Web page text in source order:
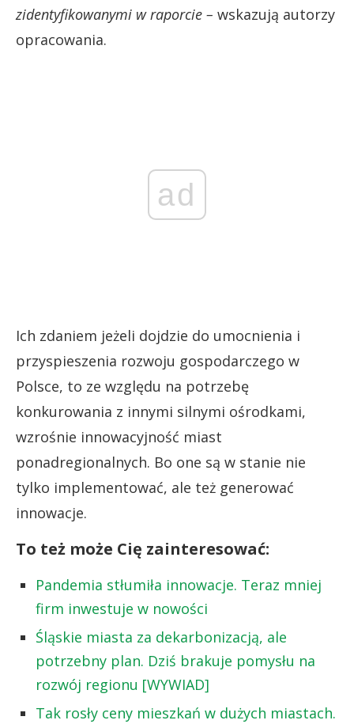
zidentyfikowanymi w raporcie – wskazują autorzy
opracowania.
ad
Ich zdaniem jeżeli dojdzie do umocnienia i
przyspieszenia rozwoju gospodarczego w
Polsce, to ze względu na potrzebę
konkurowania z innymi silnymi ośrodkami,
wzrośnie innowacyjność miast
ponadregionalnych. Bo one są w stanie nie
tylko implementować, ale też generować
innowacje.
To też może Cię zainteresować:
Pandemia stłumiła innowacje. Teraz mniej
firm inwestuje w nowości
Śląskie miasta za dekarbonizacją, ale
potrzebny plan. Dziś brakuje pomysłu na
rozwój regionu [WYWIAD]
Tak rosły ceny mieszkań w dużych miastach.